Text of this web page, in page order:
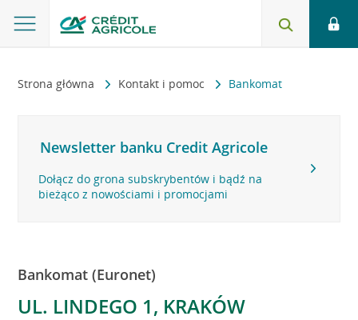
Strona główna Kontakt i pomoc Bankomat
Newsletter banku Credit Agricole
Dołącz do grona subskrybentów i bądź na
bieżąco z nowościami i promocjami
Bankomat (Euronet)
UL. LINDEGO 1, KRAKÓW